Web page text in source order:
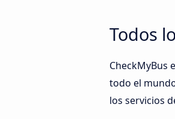
Todos
CheckMyBus
todo el
los servicios